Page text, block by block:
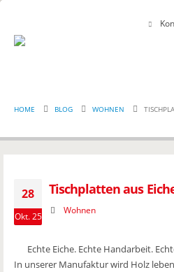
HOME BLOG WOHNEN
28
Okt. 25
Tischplatten aus
Wohnen
Echte Eiche. Echte Handarbeit.
In unserer Manufaktur wird Holz